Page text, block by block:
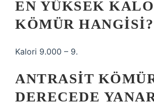
EN YÜKSEK
KÖMÜR HANGISI?
Kalori 9.000 – 9.
ANTRASIT
DERECEDE